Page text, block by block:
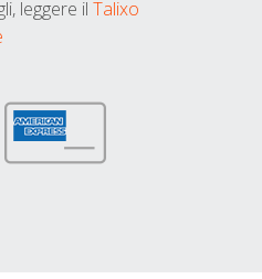
leggere il Talixo